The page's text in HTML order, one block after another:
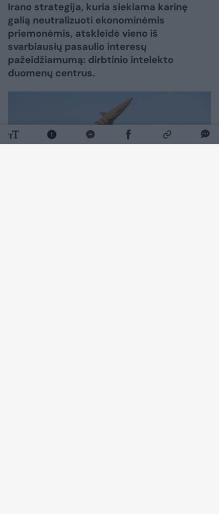
Irano strategija, kuria siekiama karinę
galią neutralizuoti ekonominėmis
priemonėmis, atskleidė vieno iš
svarbiausių pasaulio interesų
pažeidžiamumą: dirbtinio intelekto
duomenų centrus.